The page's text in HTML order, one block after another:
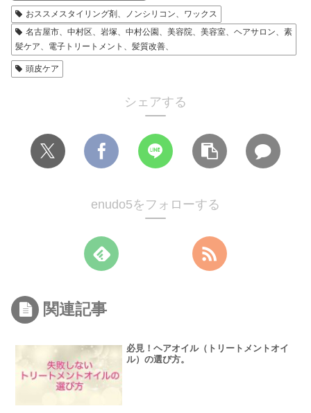
おススメスタイリング剤、ノンシリコン、ワックス
名古屋市、中村区、岩塚、中村公園、美容院、美容室、ヘアサロン、素
髪ケア、電子トリートメント、髪質改善、
頭皮ケア
シェアする
enudo5をフォローする
関連記事
必見！ヘアオイル（トリートメントオイ
ル）の選び方。